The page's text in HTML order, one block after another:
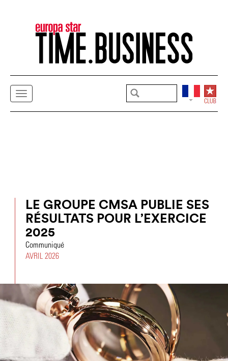
LE GROUPE CMSA PUBLIE SES
RÉSULTATS POUR L’EXERCICE
2025
Communiqué
AVRIL 2026